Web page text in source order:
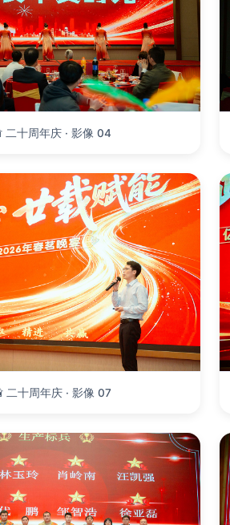
二十周年庆 · 影像 04
二十周年庆 · 影像 07